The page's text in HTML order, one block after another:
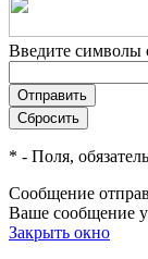
Введите символы
* - Поля,
Сообщение
Ваше сообщение
Закрыть окно